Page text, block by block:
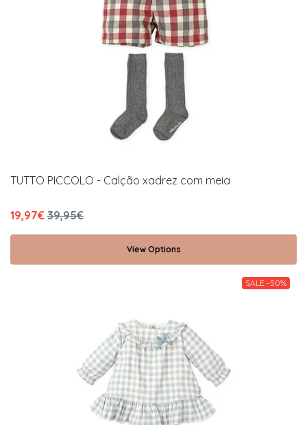
TUTTO PICCOLO - Calção xadrez com meia
19,97€ 39,95€
View Options
SALE -50%